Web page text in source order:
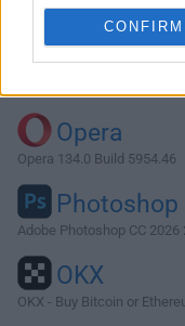
CONFIRM
¿Por qué se
Opera
Opera 134.0 Build 5954.46
Photoshop
Adobe Photoshop CC 2026
OKX
OKX - Buy Bitcoin or